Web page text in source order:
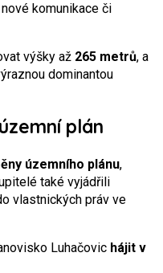
komunikace či
výšky až 265 metrů, a
dominantou
plán
územního plánu,
také vyjádřili
vlastnických práv ve
Luhačovic hájit v